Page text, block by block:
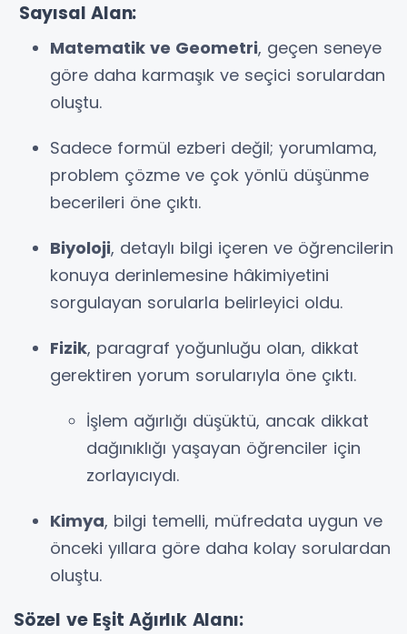
Sayısal Alan:
Matematik ve Geometri, geçen seneye
göre daha karmaşık ve seçici sorulardan
oluştu.
Sadece formül ezberi değil; yorumlama,
problem çözme ve çok yönlü düşünme
becerileri öne çıktı.
Biyoloji, detaylı bilgi içeren ve öğrencilerin
konuya derinlemesine hâkimiyetini
sorgulayan sorularla belirleyici oldu.
Fizik, paragraf yoğunluğu olan, dikkat
gerektiren yorum sorularıyla öne çıktı.
İşlem ağırlığı düşüktü, ancak dikkat
dağınıklığı yaşayan öğrenciler için
zorlayıcıydı.
Kimya, bilgi temelli, müfredata uygun ve
önceki yıllara göre daha kolay sorulardan
oluştu.
Sözel ve Eşit Ağırlık Alanı: